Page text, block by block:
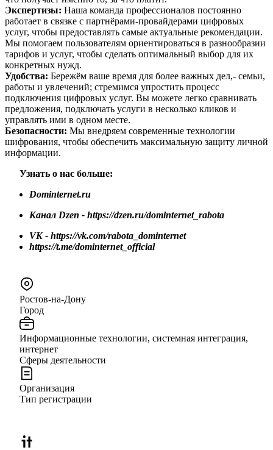
Экспертизы: Наша команда профессионалов постоянно
работает в связке с партнёрами-провайдерами цифровых
услуг, чтобы предоставлять самые актуальные рекомендации.
Мы помогаем пользователям ориентироваться в разнообразии
тарифов и услуг, чтобы сделать оптимальный выбор для их
конкретных нужд.
Удобства: Бережём ваше время для более важных дел,- семьи,
работы и увлечений; стремимся упростить процесс
подключения цифровых услуг. Вы можете легко сравнивать
предложения, подключать услуги в несколько кликов и
управлять ими в одном месте.
Безопасности: Мы внедряем современные технологии
шифрования, чтобы обеспечить максимальную защиту личной
информации.
Узнать о нас больше:
Dominternet.ru
Канал Dzen - https://dzen.ru/dominternet_rabota
VK - https://vk.com/rabota_dominternet
https://t.me/dominternet_official
Ростов-на-Дону
Город
Информационные технологии, системная интеграция,
интернет
Сферы деятельности
Организация
Тип регистрации